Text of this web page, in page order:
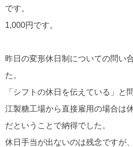
です。
1,000円です。
昨日の変形休日制についての問い
た。
「シフトの休日を伝えている」と
江製糖工場から直接雇用の場合は
だということで納得でした。
休日手当が出ないのは残念ですが